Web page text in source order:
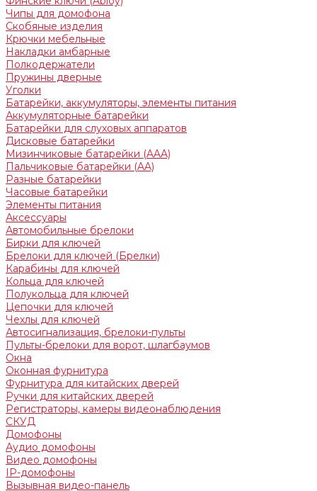
Чипы для домофона
Скобяные изделия
Крючки мебельные
Накладки амбарные
Полкодержатели
Пружины дверные
Уголки
Батарейки, аккумуляторы, элементы питания
Аккумуляторные батарейки
Батарейки для слуховых аппаратов
Дисковые батарейки
Мизинчиковые батарейки (AAA)
Пальчиковые батарейки (AA)
Разные батарейки
Часовые батарейки
Элементы питания
Аксессуары
Автомобильные брелоки
Бирки для ключей
Брелоки для ключей (Брелки)
Карабины для ключей
Кольца для ключей
Полукольца для ключей
Цепочки для ключей
Чехлы для ключей
Автосигнализация, брелоки-пульты
Пульты-брелоки для ворот, шлагбаумов
Окна
Оконная фурнитура
Фурнитура для китайских дверей
Ручки для китайских дверей
Регистраторы, камеры видеонаблюдения
СКУД
Домофоны
Аудио домофоны
Видео домофоны
IP-домофоны
Вызывная видео-панель